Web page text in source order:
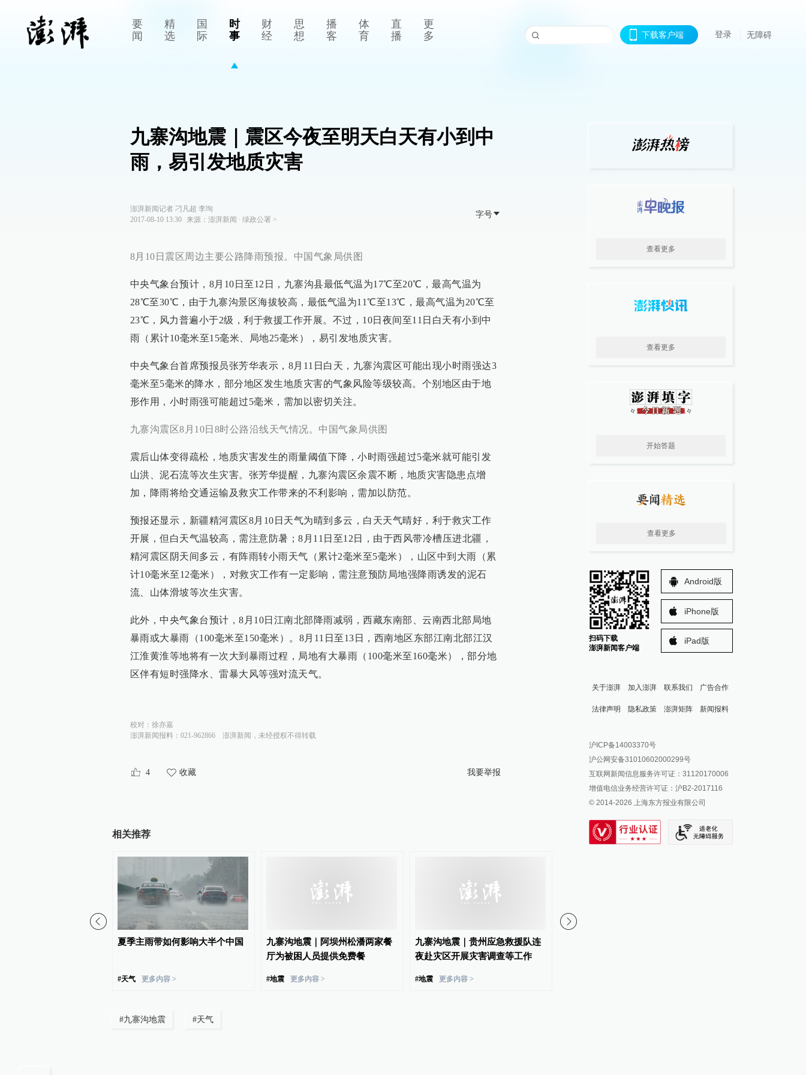
要
闻
精
选
国
际
时
事
财
经
思
想
播
客
体
育
直
播
更
多
下载客户端 登录 无障碍
九寨沟地震｜震区今夜至明天白天有小到中
雨，易引发地质灾害
澎湃新闻记者 刁凡超 李珣
2017-08-10 13:30
来源： 澎湃新闻 ∙ 绿政公署 >
字号
8月10日震区周边主要公路降雨预报。中国气象局供图
中央气象台预计，8月10日至12日，九寨沟县最低气温为17℃至20℃，最高气温为
28℃至30℃，由于九寨沟景区海拔较高，最低气温为11℃至13℃，最高气温为20℃至
23℃，风力普遍小于2级，利于救援工作开展。不过，10日夜间至11日白天有小到中
雨（累计10毫米至15毫米、局地25毫米），易引发地质灾害。
中央气象台首席预报员张芳华表示，8月11日白天，九寨沟震区可能出现小时雨强达3
毫米至5毫米的降水，部分地区发生地质灾害的气象风险等级较高。个别地区由于地
形作用，小时雨强可能超过5毫米，需加以密切关注。
九寨沟震区8月10日8时公路沿线天气情况。中国气象局供图
震后山体变得疏松，地质灾害发生的雨量阈值下降，小时雨强超过5毫米就可能引发
山洪、泥石流等次生灾害。张芳华提醒，九寨沟震区余震不断，地质灾害隐患点增
加，降雨将给交通运输及救灾工作带来的不利影响，需加以防范。
预报还显示，新疆精河震区8月10日天气为晴到多云，白天天气晴好，利于救灾工作
开展，但白天气温较高，需注意防暑；8月11日至12日，由于西风带冷槽压进北疆，
精河震区阴天间多云，有阵雨转小雨天气（累计2毫米至5毫米），山区中到大雨（累
计10毫米至12毫米），对救灾工作有一定影响，需注意预防局地强降雨诱发的泥石
流、山体滑坡等次生灾害。
此外，中央气象台预计，8月10日江南北部降雨减弱，西藏东南部、云南西北部局地
暴雨或大暴雨（100毫米至150毫米）。8月11日至13日，西南地区东部江南北部江汉
江淮黄淮等地将有一次大到暴雨过程，局地有大暴雨（100毫米至160毫米），部分地
区伴有短时强降水、雷暴大风等强对流天气。
校对： 徐亦嘉
澎湃新闻报料：021-962866
澎湃新闻，未经授权不得转载
4 收藏 我要举报
相关推荐
夏季主雨带如何影响大半个中国
#天气 更多内容 >
九寨沟地震｜阿坝州松潘两家餐
厅为被困人员提供免费餐
#地震 更多内容 >
九寨沟地震｜贵州应急救援队连
夜赴灾区开展灾害调查等工作
#地震 更多内容 >
#九寨沟地震 #天气
查看更多
查看更多
开始答题
查看更多
扫码下载
澎湃新闻客户端
Android版
iPhone版
iPad版
关于澎湃 加入澎湃 联系我们 广告合作
法律声明 隐私政策 澎湃矩阵
澎湃新闻公众号
澎湃新闻抖音号
派生万物开放平台
IP SHANGHAI
SIXTH TONE
新闻报料
报料邮箱: news@thepaper.cn
沪ICP备14003370号
沪公网安备31010602000299号
互联网新闻信息服务许可证：31120170006
增值电信业务经营许可证：沪B2-2017116
© 2014-2026 上海东方报业有限公司